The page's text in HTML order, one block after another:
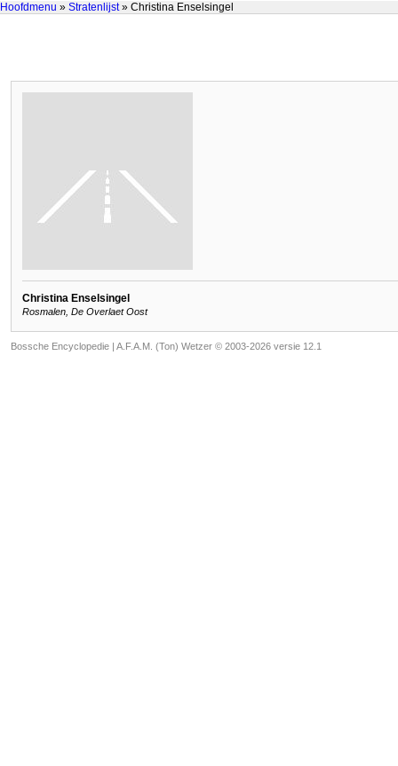
Hoofdmenu » Stratenlijst» Christina Enselsingel
Christina Enselsingel
Rosmalen, De Overlaet Oost
Bossche Encyclopedie | A.F.A.M. (Ton) Wetzer © 2003-2026 versie 12.1